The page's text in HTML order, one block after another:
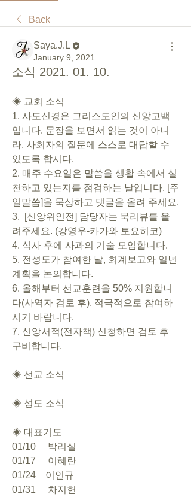
Back
Saya.J.L
January 9, 2021
소식 2021. 01. 10.
◈ 교회 소식
1. 사도신경은 그리스도인의 신앙고백
입니다. 문장을 보면서 읽는 것이 아니
라, 사회자의 질문에 스스로 대답할 수
있도록 합시다.
2. 매주 수요일은 말씀을 생활 속에서 실
천하고 있는지를 점검하는 날입니다. [주
3.  [신앙위인전] 담당자는 북리뷰를 올
려주세요. (강영우-카가와 토요히코)
4. 식사 후에 사과의 기술 모임합니다.
5. 전성도가 참여한 날, 회계보고와 일년
계획을 논의합니다.
6. 올해부터 선교훈련을 50% 지원합니
다(사역자 검토 후). 적극적으로 참여하
시기 바랍니다.
7. 신앙서적(전자책) 신청하면 검토 후
구비합니다.
◈ 선교 소식
◈ 성도 소식
◈ 대표기도
01/10     박리실
01/17     이혜란
01/24    이인규
01/31     차지헌